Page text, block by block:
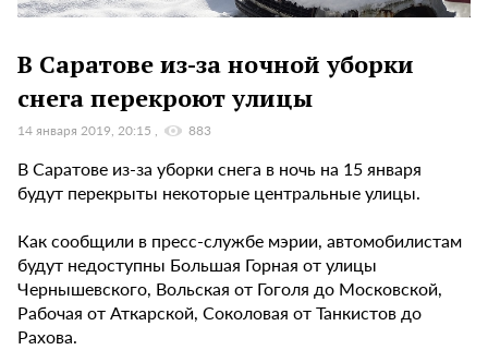
В Саратове из-за ночной уборки
снега перекроют улицы
14 января 2019, 20:15 883
В Саратове из-за уборки снега в ночь на 15 января
будут перекрыты некоторые центральные улицы.
Как сообщили в пресс-службе мэрии, автомобилистам
будут недоступны Большая Горная от улицы
Чернышевского, Вольская от Гоголя до Московской,
Рабочая от Аткарской, Соколовая от Танкистов до
Рахова.